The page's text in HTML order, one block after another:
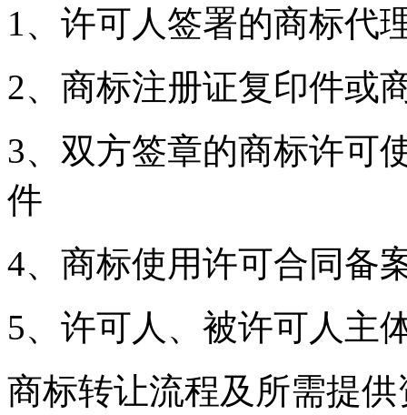
1、许可人签署的商标
2、商标注册证复印件
3、双方签章的商标许可
件
4、商标使用许可合同
5、许可人、被许可人
商标转让流程及所需提供